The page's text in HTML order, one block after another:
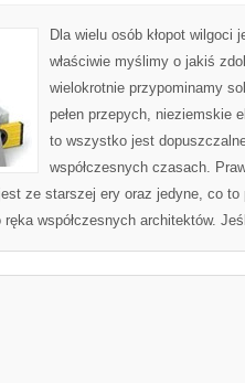
Dla wielu osób kłopot
właściwie myślimy o jakiś
wielokrotnie przypominamy
pełen przepych, nieziemskie
to wszystko jest
współczesnych czasach.
ze starszej ery oraz jedyne, co to
ręka współczesnych architektów.